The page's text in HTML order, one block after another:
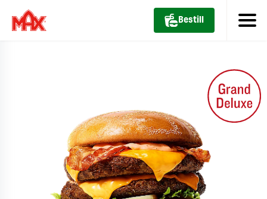
Bestill